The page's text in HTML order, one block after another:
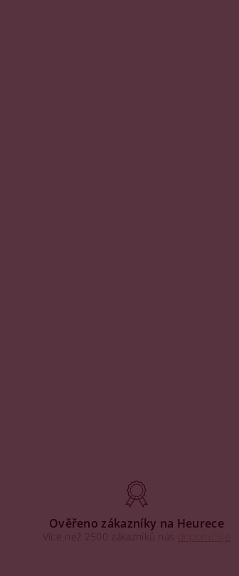
Ověřeno zákazníky na Heurece
Více než 2500 zákazníků nás